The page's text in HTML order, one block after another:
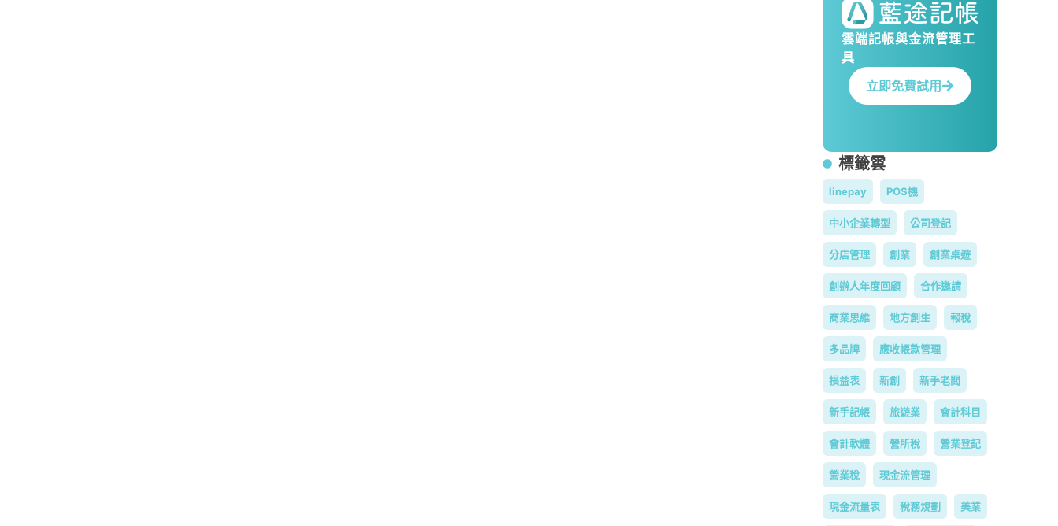
雲端記帳與金流管理工
具
立即免費試用
標籤雲
linepay POS機
中小企業轉型 公司登記
分店管理 創業 創業桌遊
創辦人年度回顧 合作邀請
商業思維 地方創生 報稅
多品牌 應收帳款管理
損益表 新創 新手老闆
新手記帳 旅遊業 會計科目
會計軟體 營所稅 營業登記
營業稅 現金流管理
現金流量表 稅務規劃 美業